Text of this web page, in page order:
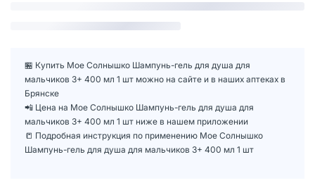
🏪 Купить Мое Солнышко Шампунь-гель для душа для
мальчиков 3+ 400 мл 1 шт можно на сайте и в наших аптеках в
Брянске
📲 Цена на Мое Солнышко Шампунь-гель для душа для
мальчиков 3+ 400 мл 1 шт ниже в нашем приложении
📒 Подробная инструкция по применению Мое Солнышко
Шампунь-гель для душа для мальчиков 3+ 400 мл 1 шт